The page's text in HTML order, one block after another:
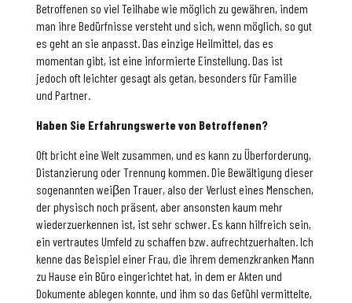
Betroffenen so viel Teilhabe wie möglich zu gewähren, indem
man ihre Bedürfnisse versteht und sich, wenn möglich, so gut
es geht an sie anpasst. Das einzige Heilmittel, das es
momentan gibt, ist eine informierte Einstellung. Das ist
jedoch oft leichter gesagt als getan, besonders für Familie
und Partner.
Haben Sie Erfahrungswerte von Betroffenen?
Oft bricht eine Welt zusammen, und es kann zu Überforderung,
Distanzierung oder Trennung kommen. Die Bewältigung dieser
sogenannten weiβen Trauer, also der Verlust eines Menschen,
der physisch noch präsent, aber ansonsten kaum mehr
wiederzuerkennen ist, ist sehr schwer. Es kann hilfreich sein,
ein vertrautes Umfeld zu schaffen bzw. aufrechtzuerhalten. Ich
kenne das Beispiel einer Frau, die ihrem demenzkranken Mann
zu Hause ein Büro eingerichtet hat, in dem er Akten und
Dokumente ablegen konnte, und ihm so das Gefühl vermittelte,